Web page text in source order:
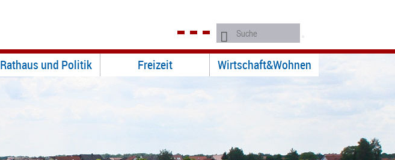
Rathaus und Politik Freizeit Wirtschaft&Wohnen